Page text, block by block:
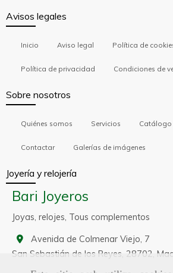
Avisos legales
Inicio Aviso legal Política de
Política de privacidad Condiciones de
Sobre nosotros
Quiénes somos Servicios Catálogo
Contactar Galerías de imágenes
Joyería y relojería
Bari Joyeros
Joyas, relojes, Tous complementos
Avenida de Colmenar Viejo, 7
San Sebastián de los Reyes, 28702,